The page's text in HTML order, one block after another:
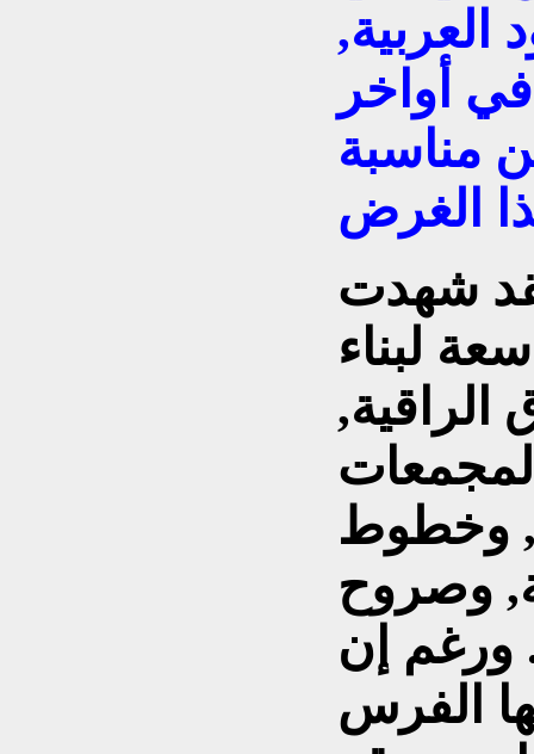
العربية,
أواخر
مناسبة
شهدت
لبناء
الراقية,
وخطوط
وصروح
ورغم إن
الفرس